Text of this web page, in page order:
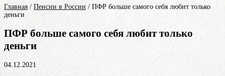
Главная / Пенсии в России / ПФР больше самого себя любит только
деньги
ПФР больше самого себя любит только
деньги
04.12.2021